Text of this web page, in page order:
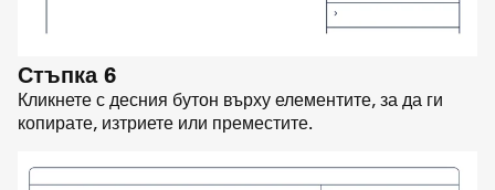
Стъпка 6
Кликнете с десния бутон върху елементите, за да ги
копирате, изтриете или преместите.